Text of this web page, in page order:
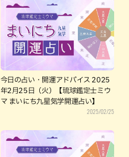
今日の占い・開運アドバイス 2025
年2月25日（火）【琉球鑑定士ミウ
マ まいにち九星気学開運占い】
2025/02/25